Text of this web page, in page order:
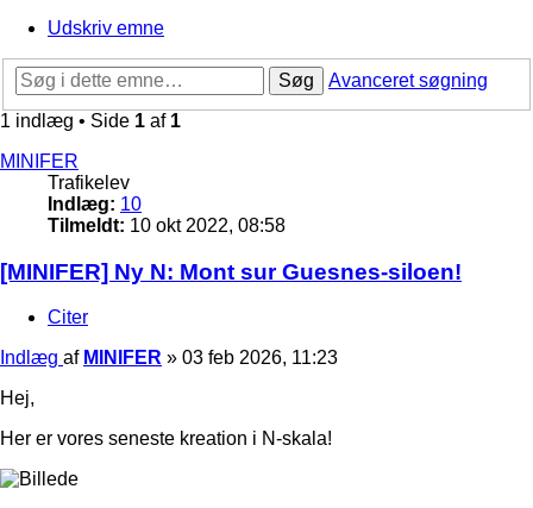
Udskriv emne
Søg
Avanceret søgning
1 indlæg • Side 1 af 1
MINIFER
Trafikelev
Indlæg: 10
Tilmeldt: 10 okt 2022, 08:58
[MINIFER] Ny N: Mont sur Guesnes-siloen!
Citer
Indlæg af MINIFER » 03 feb 2026, 11:23
Hej,
Her er vores seneste kreation i N-skala!